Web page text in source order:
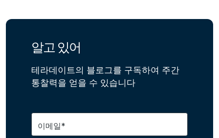
알고 있어
테라데이트의 블로그를 구독하여 주간
통찰력을 얻을 수 있습니다
이메일*